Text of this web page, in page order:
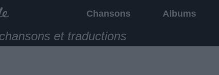
Chansons Albums
et traductions